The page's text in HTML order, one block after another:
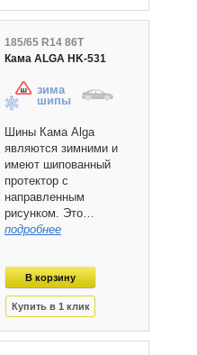
185/65 R14 86T
Кама ALGA HK-531
зима
шипы
Шины Кама Alga
являются зимними и
имеют шипованный
протектор с
направленным
рисунком. Это…
подробнее